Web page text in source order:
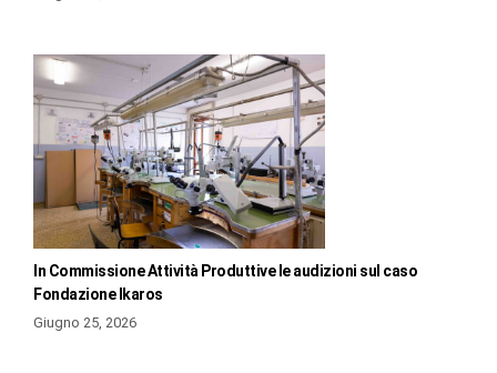
In Commissione Attività Produttive le audizioni sul caso
Fondazione Ikaros
Giugno 25, 2026